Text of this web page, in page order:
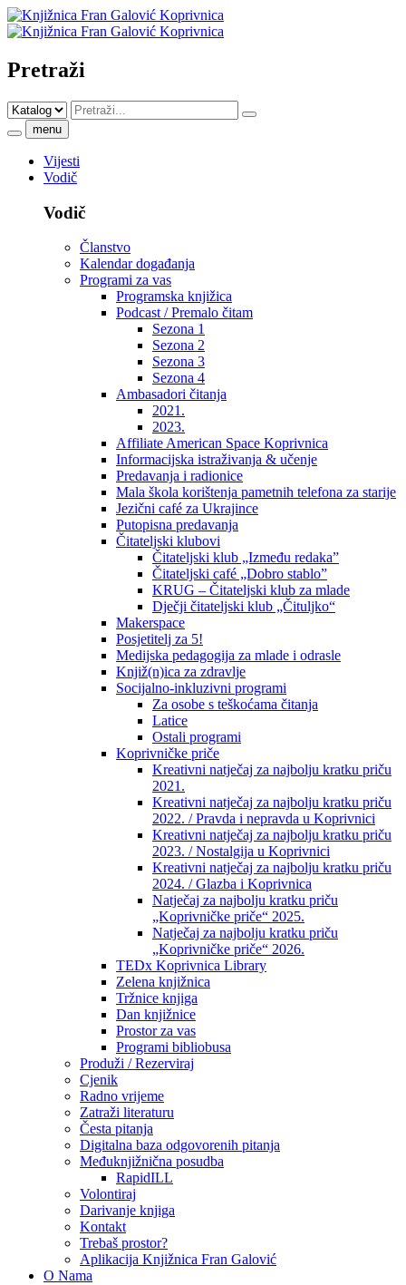
Pretraži
menu
Vijesti
Vodič
Vodič
Članstvo
Kalendar događanja
Programi za vas
Programska knjižica
Podcast / Premalo čitam
Sezona 1
Sezona 2
Sezona 3
Sezona 4
Ambasadori čitanja
2021.
2023.
Affiliate American Space Koprivnica
Informacijska istraživanja & učenje
Predavanja i radionice
Mala škola korištenja pametnih telefona za starije
Jezični café za Ukrajince
Putopisna predavanja
Čitateljski klubovi
Čitateljski klub „Između redaka”
Čitateljski café „Dobro stablo”
KRUG – Čitateljski klub za mlade
Dječji čitateljski klub „Čituljko“
Makerspace
Posjetitelj za 5!
Medijska pedagogija za mlade i odrasle
Knjiž(n)ica za zdravlje
Socijalno-inkluzivni programi
Za osobe s teškoćama čitanja
Latice
Ostali programi
Koprivničke priče
Kreativni natječaj za najbolju kratku priču
2021.
Kreativni natječaj za najbolju kratku priču
2022. / Pravda i nepravda u Koprivnici
Kreativni natječaj za najbolju kratku priču
2023. / Nostalgija u Koprivnici
Kreativni natječaj za najbolju kratku priču
2024. / Glazba i Koprivnica
Natječaj za najbolju kratku priču
„Koprivničke priče“ 2025.
Natječaj za najbolju kratku priču
„Koprivničke priče“ 2026.
TEDx Koprivnica Library
Zelena knjižnica
Tržnice knjiga
Dan knjižnice
Prostor za vas
Programi bibliobusa
Produži / Rezerviraj
Cjenik
Radno vrijeme
Zatraži literaturu
Česta pitanja
Digitalna baza odgovorenih pitanja
Međuknjižnična posudba
RapidILL
Volontiraj
Darivanje knjiga
Kontakt
Trebaš prostor?
Aplikacija Knjižnica Fran Galović
O Nama